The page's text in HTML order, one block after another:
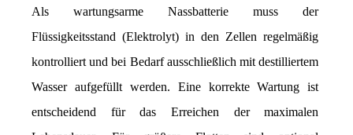
Als wartungsarme Nassbatterie muss der
Flüssigkeitsstand (Elektrolyt) in den Zellen regelmäßig
kontrolliert und bei Bedarf ausschließlich mit destilliertem
Wasser aufgefüllt werden. Eine korrekte Wartung ist
entscheidend für das Erreichen der maximalen